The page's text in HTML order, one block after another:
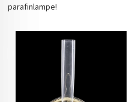
parafinlampe!